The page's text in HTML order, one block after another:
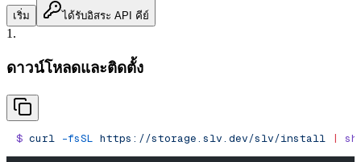
เริ่ม ได้รับอิสระ API คีย์
1.
ดาวน์โหลดและติดตั้ง
$ curl -fsSL https://storage.slv.dev/slv/install | sh